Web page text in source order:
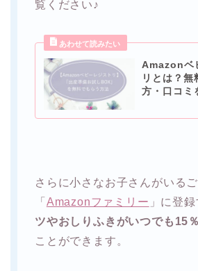
覧ください♪
Amazonベ
リとは？無
方・口コミ
さらに小さなお子さんがいる
「 Amazonファミリー 」に登録
ツやおしりふきがいつでも15
ことができます。